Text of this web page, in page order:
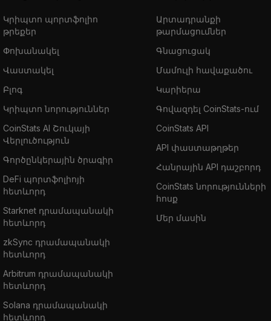
Կրիպտո պորտֆոլիո
թրեքեր
Փոխանակել
Վաստակել
Բլոգ
Կրիպտո նորություններ
CoinStats AI Շուկայի
Վերլուծություն
Գործընկերային ծրագիր
DeFi պորտֆոլիոյի
հետևորդ
Starknet դրամապանակի
հետևորդ
zkSync դրամապանակի
հետևորդ
Arbitrum դրամապանակի
հետևորդ
Solana դրամապանակի
հետևորդ
Արտադրանքի
թարմացումներ
Գնացուցակ
Մամուլի հավաքածու
Կարիերա
Գովազդել CoinStats-ում
CoinStats API
API փաստաթղթեր
Հանրային API դաշբորդ
CoinStats նորությունների
հոսք
Մեր մասին